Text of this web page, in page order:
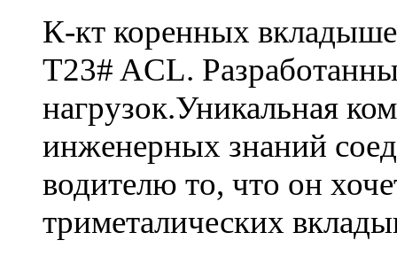
К-кт коренных
T23# ACL.
нагрузок.Уникальная
инженерных знаний
водителю то, что он
триметалических